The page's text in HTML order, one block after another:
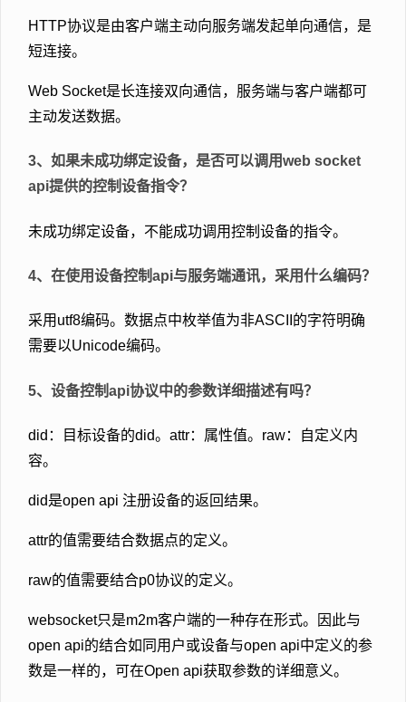
HTTP协议是由客户端主动向服务端发起单向通信，是
短连接。
Web Socket是长连接双向通信，服务端与客户端都可
主动发送数据。
3、如果未成功绑定设备，是否可以调用web socket
api提供的控制设备指令？
未成功绑定设备，不能成功调用控制设备的指令。
4、在使用设备控制api与服务端通讯，采用什么编码？
采用utf8编码。数据点中枚举值为非ASCII的字符明确
需要以Unicode编码。
5、设备控制api协议中的参数详细描述有吗？
did：目标设备的did。attr：属性值。raw：自定义内
容。
did是open api 注册设备的返回结果。
attr的值需要结合数据点的定义。
raw的值需要结合p0协议的定义。
websocket只是m2m客户端的一种存在形式。因此与
open api的结合如同用户或设备与open api中定义的参
数是一样的，可在Open api获取参数的详细意义。